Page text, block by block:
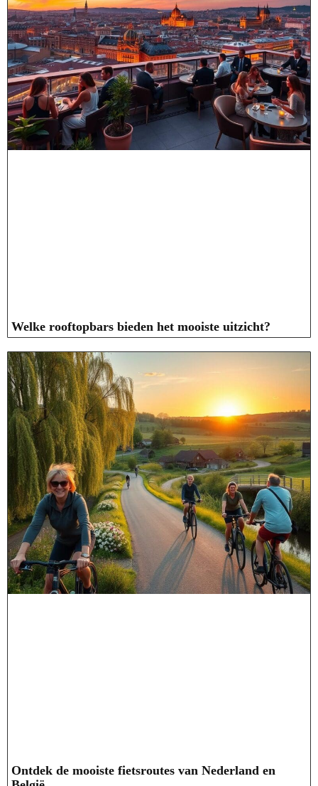
Welke rooftopbars bieden het mooiste uitzicht?
Ontdek de mooiste fietsroutes van Nederland en